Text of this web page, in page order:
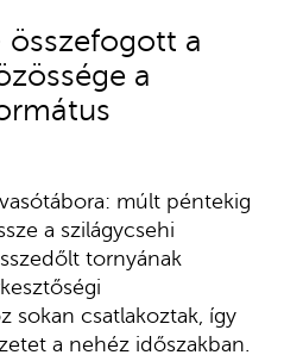
a
a
múlt péntekig
a szilágycsehi
tornyának
sokan csatlakoztak, így
a nehéz időszakban.